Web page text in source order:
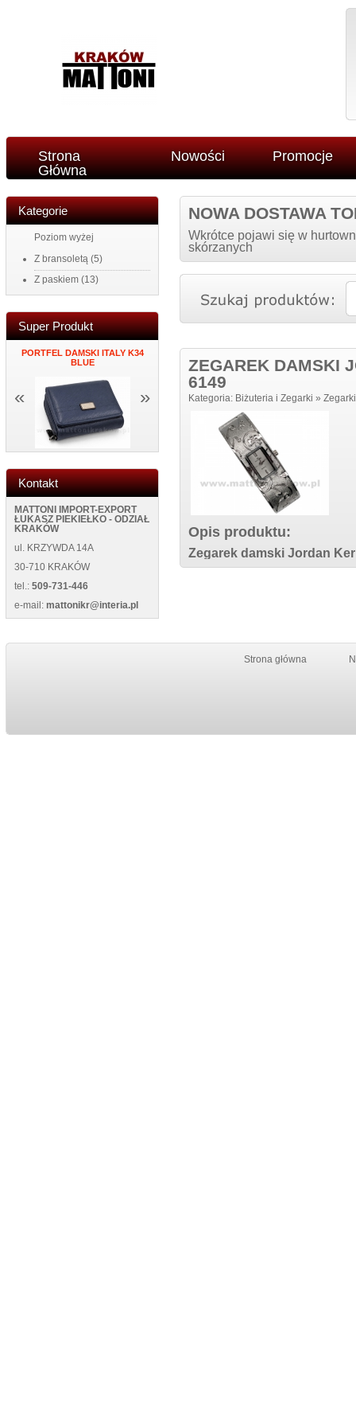
Strona
Główna
Nowości Promocje
Kategorie
Poziom wyżej
Z bransoletą (5)
Z paskiem (13)
Super Produkt
PORTFEL DAMSKI ITALY K34
BLUE
ZEGAR NAKLEJANY NA
ŚCIANĘ NEW 5013 BLACK
NEW WILD
« »
Kontakt
MATTONI IMPORT-EXPORT
ŁUKASZ PIEKIEŁKO - ODZIAŁ
KRAKÓW
ul. KRZYWDA 14A
30-710 KRAKÓW
tel.: 509-731-446
e-mail: mattonikr@interia.pl
NOWA DOSTAWA
Wkrótce pojawi się w
skórzanych
ZEGAREK DAMSKI
6149
Kategoria: Biżuteria i Zegarki » Zegarki
Opis produktu:
Zegarek damski Jordan
Strona główna